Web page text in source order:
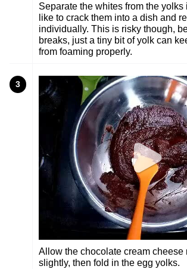
Separate the whites from the yolks
like to crack them into a dish and
individually. This is risky though,
breaks, just a tiny bit of yolk can
from foaming properly.
3
Allow the chocolate cream cheese
slightly, then fold in the egg yolks.